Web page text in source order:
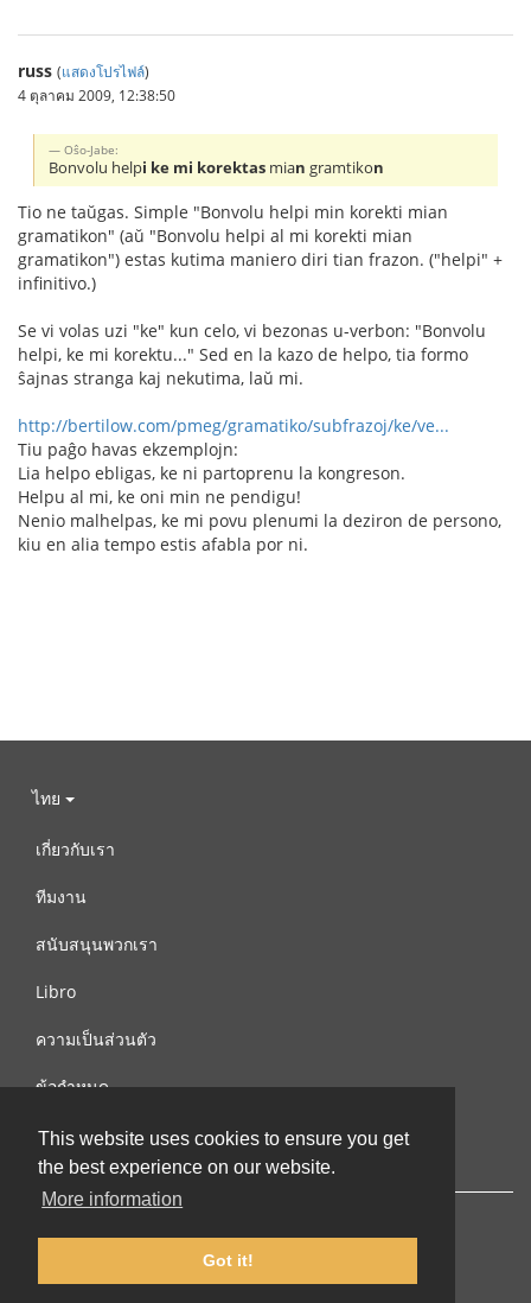
This website uses cookies to ensure you get
the best experience on our website.
More information
Got it!
russ (แสดงโปรไฟล์)
4 ตุลาคม 2009, 12:38:50
Oŝo-Jabe:
Bonvolu helpi ke mi korektas mian gramtikon
Tio ne taŭgas. Simple "Bonvolu helpi min korekti mian
gramatikon" (aŭ "Bonvolu helpi al mi korekti mian
gramatikon") estas kutima maniero diri tian frazon. ("helpi" +
infinitivo.)
Se vi volas uzi "ke" kun celo, vi bezonas u-verbon: "Bonvolu
helpi, ke mi korektu..." Sed en la kazo de helpo, tia formo
ŝajnas stranga kaj nekutima, laŭ mi.
http://bertilow.com/pmeg/gramatiko/subfrazoj/ke/ve...
Tiu paĝo havas ekzemplojn:
Lia helpo ebligas, ke ni partoprenu la kongreson.
Helpu al mi, ke oni min ne pendigu!
Nenio malhelpas, ke mi povu plenumi la deziron de persono,
kiu en alia tempo estis afabla por ni.
ไทย
เกี่ยวกับเรา
ทีมงาน
สนับสนุนพวกเรา
Libro
ความเป็นส่วนตัว
ข้อกำหนด
ติดต่อเรา
© 2002-2026 lernu.net |Impressum